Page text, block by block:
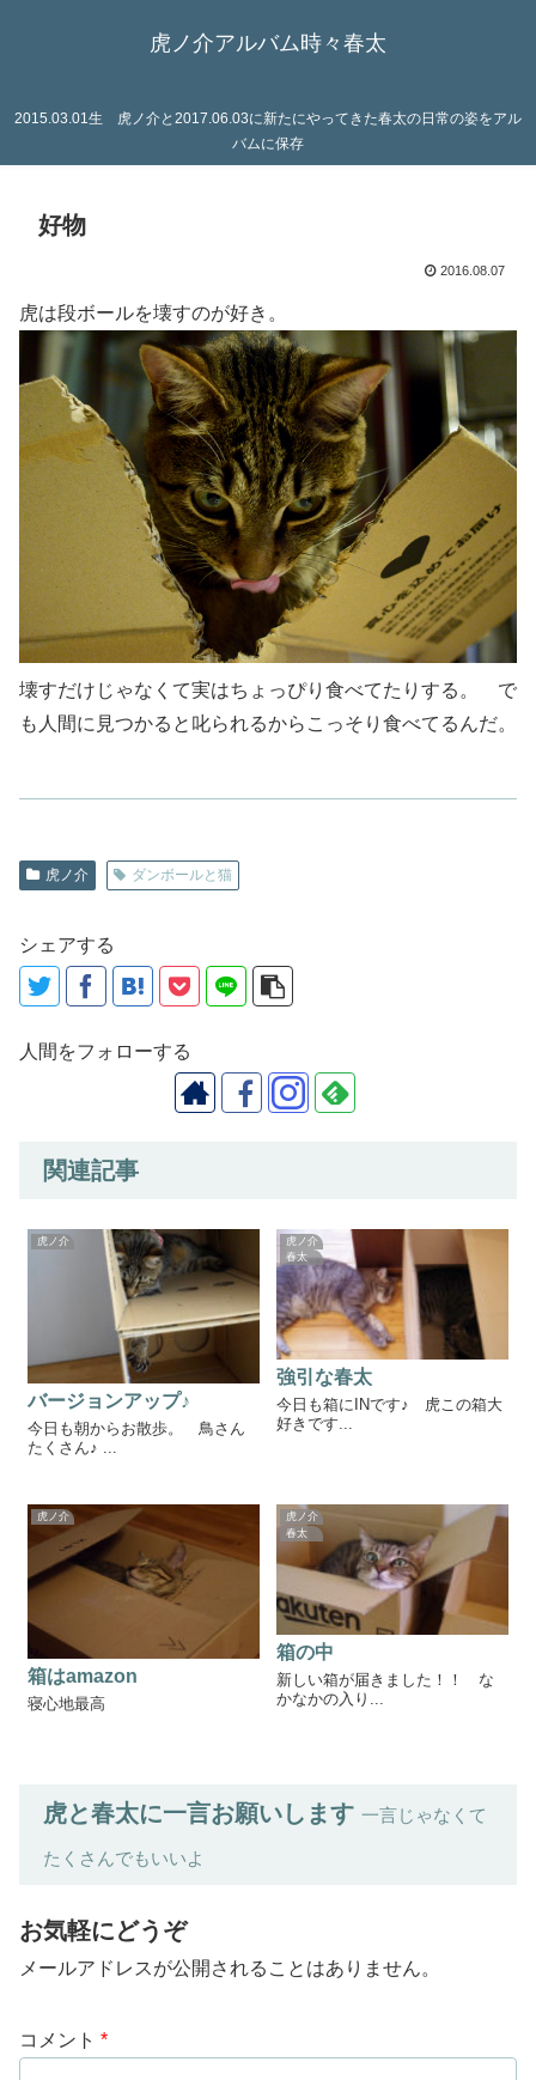
虎ノ介アルバム時々春太
2015.03.01生 虎ノ介と2017.06.03に新たにやってきた春太の日常の姿をアル
バムに保存
好物
2016.08.07
虎は段ボールを壊すのが好き。
壊すだけじゃなくて実はちょっぴり食べてたりする。 で
も人間に見つかると叱られるからこっそり食べてるんだ。
虎ノ介 ダンボールと猫
シェアする
人間をフォローする
関連記事
虎ノ介
バージョンアップ♪
今日も朝からお散歩。 鳥さん
たくさん♪ ...
虎ノ介
春太
強引な春太
今日も箱にINです♪ 虎この箱大
好きです...
虎ノ介
箱はamazon
寝心地最高
虎ノ介
春太
箱の中
新しい箱が届きました！！ な
かなかの入り...
虎と春太に一言お願いします 一言じゃなくて
たくさんでもいいよ
お気軽にどうぞ
メールアドレスが公開されることはありません。
コメント *